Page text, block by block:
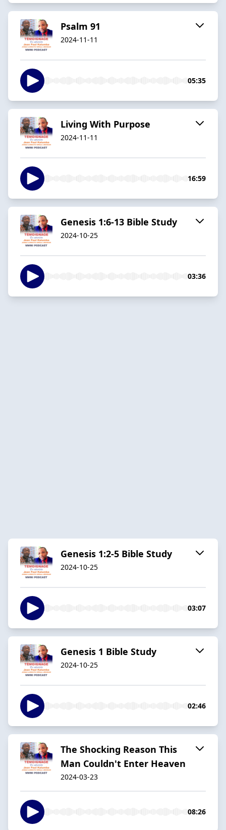
Psalm 91
2024-11-11
05:35
Living With Purpose
2024-11-11
16:59
Genesis 1:6-13 Bible Study
2024-10-25
03:36
Genesis 1:2-5 Bible Study
2024-10-25
03:07
Genesis 1 Bible Study
2024-10-25
02:46
The Shocking Reason This
Man Couldn't Enter Heaven
2024-03-23
08:26